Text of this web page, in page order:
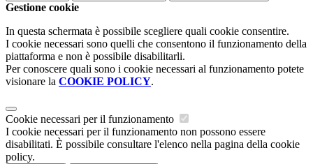
Gestione cookie
In questa schermata è possibile scegliere quali cookie consentire.
I cookie necessari sono quelli che consentono il funzionamento della
piattaforma e non è possibile disabilitarli.
Per conoscere quali sono i cookie necessari al funzionamento potete
visionare la COOKIE POLICY.
Cookie necessari per il funzionamento
I cookie necessari per il funzionamento non possono essere
disabilitati. È possibile consultare l'elenco nella pagina della cookie
policy.